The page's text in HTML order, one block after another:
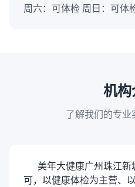
周六：可体检 周日：可体
机
了解我们的专
美年大健康广州珠江新
可，以健康体检为主营、